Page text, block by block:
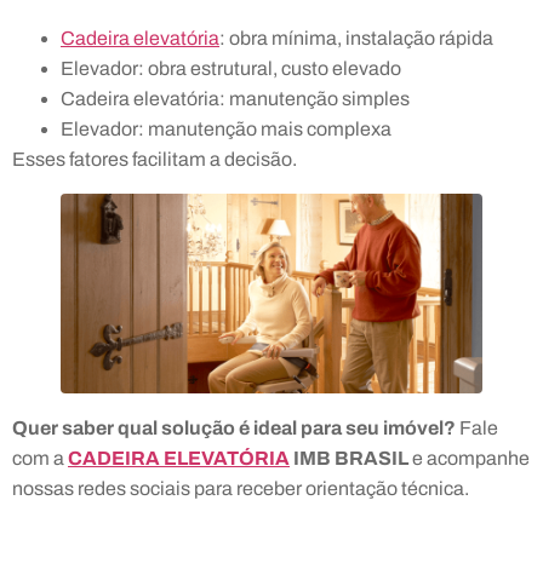
Cadeira elevatória: obra mínima, instalação rápida
Elevador: obra estrutural, custo elevado
Cadeira elevatória: manutenção simples
Elevador: manutenção mais complexa
Esses fatores facilitam a decisão.
Quer saber qual solução é ideal para seu imóvel? Fale
com a CADEIRA ELEVATÓRIA IMB BRASILe acompanhe
nossas redes sociais para receber orientação técnica.